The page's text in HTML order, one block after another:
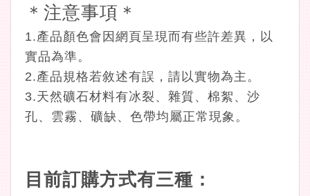
＊注意事項＊
1.產品顏色會因網頁呈現而有些許差異，以
實品為準。
2.產品規格若敘述有誤，請以實物為主。
3.天然礦石材料有冰裂、雜質、棉絮、沙
孔、雲霧、礦缺、色帶均屬正常現象。
目前訂購方式有三種：